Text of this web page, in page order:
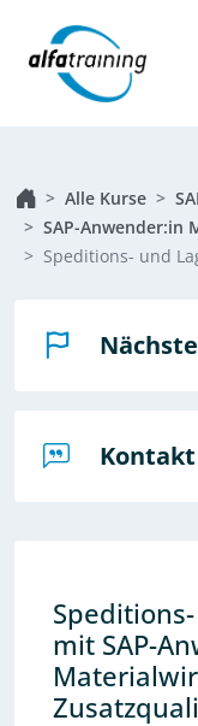
Alle Kurse
SAP-Anwender:in
Speditions- und Lagerlogistiker:in
Kontakt
mit SAP-